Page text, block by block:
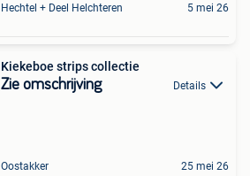
Hechtel + Deel Helchteren 5 mei 26
Kiekeboe strips collectie
Zie omschrijving Details
Oostakker 25 mei 26